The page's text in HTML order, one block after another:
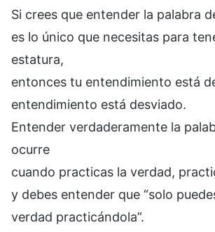
Si crees que entender la palabra
es lo único que necesitas para
estatura,
entonces tu entendimiento está
entendimiento está desviado.
Entender verdaderamente la
ocurre
cuando practicas la verdad,
y debes entender que “solo
verdad practicándola”.